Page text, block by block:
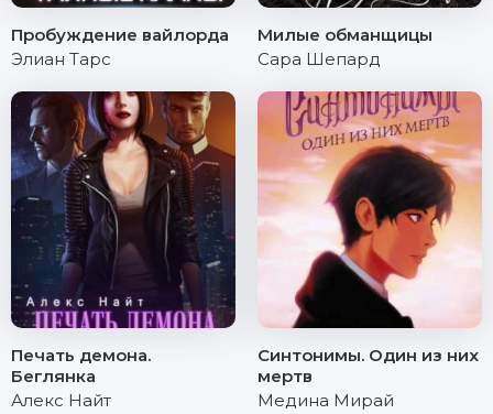
Пробуждение вайлорда
Элиан Тарс
Милые обманщицы
Сара Шепард
Печать демона.
Беглянка
Алекс Найт
Синтонимы. Один из них
мертв
Медина Мирай